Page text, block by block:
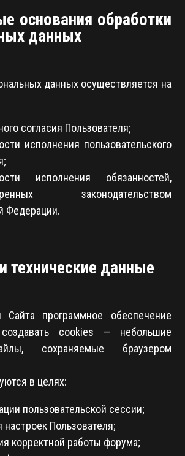
основания обработки
данных
данных осуществляется на
согласия Пользователя;
исполнения пользовательского
исполнения обязанностей,
законодательством
Федерации.
технические данные
программное обеспечение
cookies — небольшие
сохраняемые браузером
в целях:
пользовательской сессии;
настроек Пользователя;
корректной работы форума;